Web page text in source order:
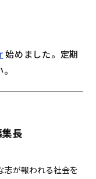
始めました。定期
長
志が報われる社会を